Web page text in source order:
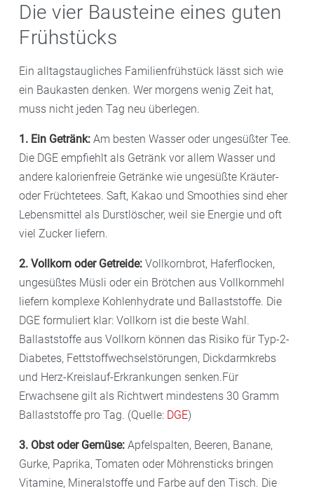
Die vier Bausteine eines guten
Frühstücks
Ein alltagstaugliches Familienfrühstück lässt sich wie
ein Baukasten denken. Wer morgens wenig Zeit hat,
muss nicht jeden Tag neu überlegen.
1. Ein Getränk: Am besten Wasser oder ungesüßter Tee.
Die DGE empfiehlt als Getränk vor allem Wasser und
andere kalorienfreie Getränke wie ungesüßte Kräuter-
oder Früchtetees. Saft, Kakao und Smoothies sind eher
Lebensmittel als Durstlöscher, weil sie Energie und oft
viel Zucker liefern.
2. Vollkorn oder Getreide: Vollkornbrot, Haferflocken,
ungesüßtes Müsli oder ein Brötchen aus Vollkornmehl
liefern komplexe Kohlenhydrate und Ballaststoffe. Die
DGE formuliert klar: Vollkorn ist die beste Wahl.
Ballaststoffe aus Vollkorn können das Risiko für Typ-2-
Diabetes, Fettstoffwechselstörungen, Dickdarmkrebs
und Herz-Kreislauf-Erkrankungen senken.Für
Erwachsene gilt als Richtwert mindestens 30 Gramm
Ballaststoffe pro Tag. (Quelle: DGE)
3. Obst oder Gemüse: Apfelspalten, Beeren, Banane,
Gurke, Paprika, Tomaten oder Möhrensticks bringen
Vitamine, Mineralstoffe und Farbe auf den Tisch. Die